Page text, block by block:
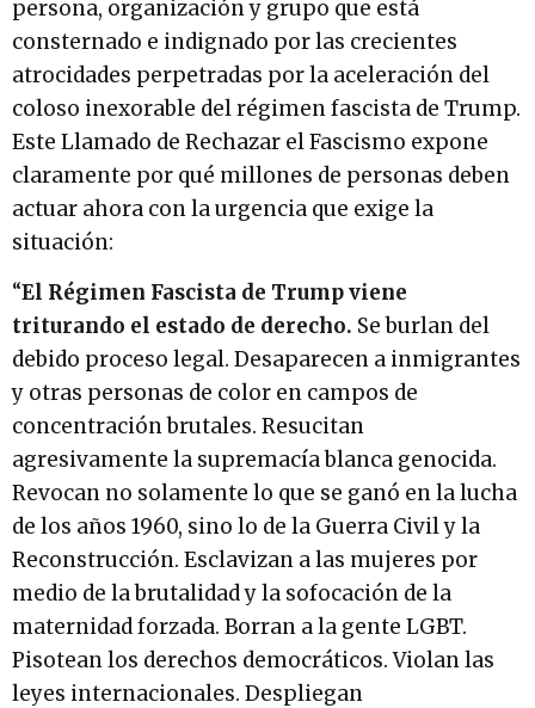
persona, organización y grupo que está
consternado e indignado por las crecientes
atrocidades perpetradas por la aceleración del
coloso inexorable del régimen fascista de Trump.
Este Llamado de Rechazar el Fascismo expone
claramente por qué millones de personas deben
actuar ahora con la urgencia que exige la
situación:
“El Régimen Fascista de Trump viene
triturando el estado de derecho. Se burlan del
debido proceso legal. Desaparecen a inmigrantes
y otras personas de color en campos de
concentración brutales. Resucitan
agresivamente la supremacía blanca genocida.
Revocan no solamente lo que se ganó en la lucha
de los años 1960, sino lo de la Guerra Civil y la
Reconstrucción. Esclavizan a las mujeres por
medio de la brutalidad y la sofocación de la
maternidad forzada. Borran a la gente LGBT.
Pisotean los derechos democráticos. Violan las
leyes internacionales. Despliegan